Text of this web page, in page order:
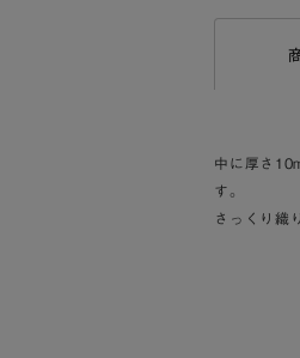
中に厚さ
す。
さっくり織